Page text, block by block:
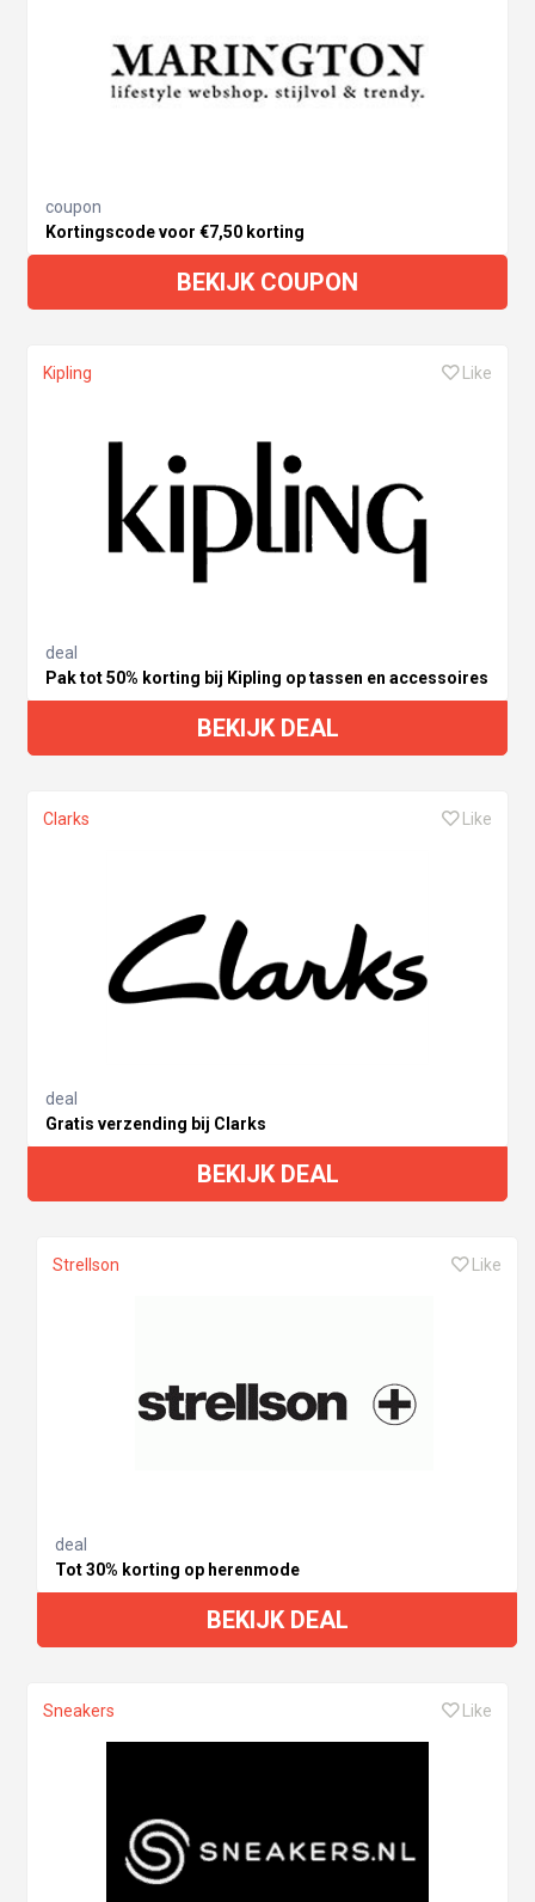
coupon
Kortingscode voor €7,50 korting
BEKIJK COUPON
Kipling Like
deal
Pak tot 50% korting bij Kipling op tassen en accessoires
BEKIJK DEAL
Clarks Like
deal
Gratis verzending bij Clarks
BEKIJK DEAL
Strellson Like
deal
Tot 30% korting op herenmode
BEKIJK DEAL
Sneakers Like